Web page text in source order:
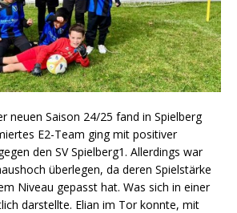
neuen Saison 24/25 fand in Spielberg
E2-Team ging mit positiver
den SV Spielberg1. Allerdings war
überlegen, da deren Spielstärke
Niveau gepasst hat. Was sich in einer
darstellte. Elian im Tor konnte, mit